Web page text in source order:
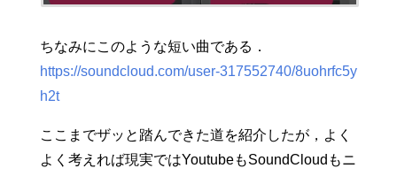
ちなみにこのような短い曲である．
https://soundcloud.com/user-317552740/8uohrfc5y
h2t
ここまでザッと踏んできた道を紹介したが，よく
よく考えれば現実ではYoutubeもSoundCloudもニ